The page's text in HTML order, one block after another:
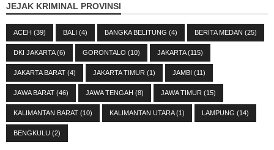
JEJAK KRIMINAL PROVINSI
ACEH (39) BALI (4) BANGKA BELITUNG (4) BERITA MEDAN (25)
DKI JAKARTA(6) GORONTALO (10) JAKARTA(115)
JAKARTA BARAT (4) JAKARTA TIMUR (1) JAMBI (11)
JAWA BARAT (46) JAWA TENGAH (8) JAWA TIMUR (15)
KALIMANTAN BARAT (10) KALIMANTAN UTARA(1) LAMPUNG (14)
BENGKULU (2)